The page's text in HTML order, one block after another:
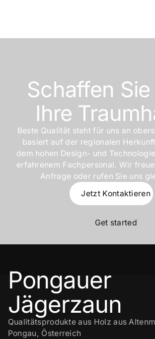
Schaffen
Ihre
Beste Qualität steht für uns an
basiert auf der regionalen
dem hohen Design- und
erfahrenem Fachpersonal. Wir
Anfrage oder rufen Sie uns
Jetzt Kontaktieren
Get started
Pongauer
Jägerzaun
Qualitätsprodukte aus Holz aus
Pongau, Österreich